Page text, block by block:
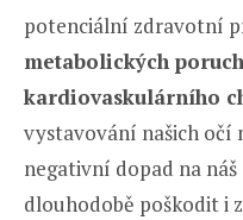
potenciální zdravotní
metabolických poruch
kardiovaskulárního
vystavování našich očí
negativní dopad na
dlouhodobě poškodit i